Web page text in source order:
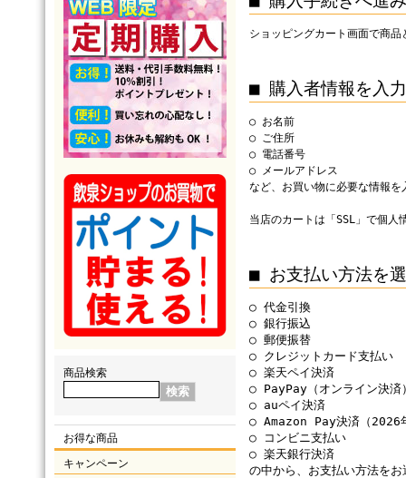
商品検索
お得な商品
キャンペーン
ショッピングカート画面で商
■ 購入者情報を入
○ お名前
○ ご住所
○ 電話番号
○ メールアドレス
など、お買い物に必要な情報を
当店のカートは「SSL」で個人
■ お支払い方法を
○ 代金引換
○ 銀行振込
○ 郵便振替
○ クレジットカード支払い
○ 楽天ペイ決済
○ PayPay（オンライン決済
○ auペイ決済
○ Amazon Pay決済（2026
○ コンビニ支払い
○ 楽天銀行決済
の中から、お支払い方法を